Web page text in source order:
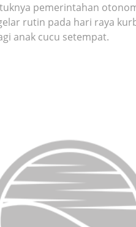
pemerintahan
rutin pada hari raya
anak cucu setempat.